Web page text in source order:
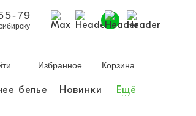
79
Избранное Корзина
белье Новинки Ещё
...